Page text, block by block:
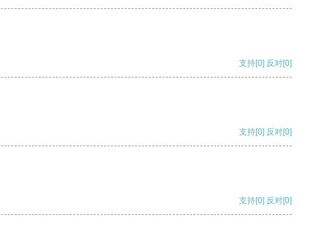
支持[0] 反对[0]
支持[0] 反对[0]
支持[0] 反对[0]